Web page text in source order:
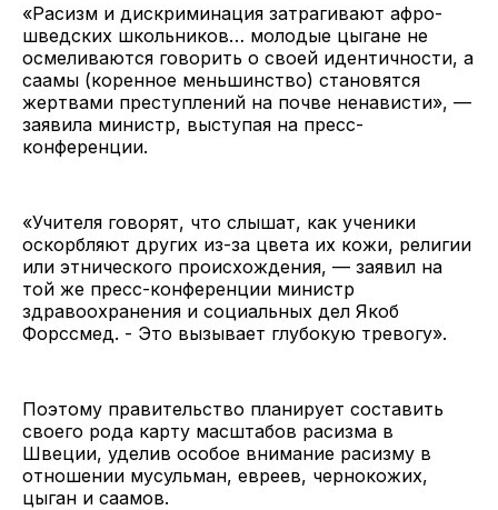
«Расизм и дискриминация затрагивают афро-
шведских школьников… молодые цыгане не
осмеливаются говорить о своей идентичности, а
саамы (коренное меньшинство) становятся
жертвами преступлений на почве ненависти», —
заявила министр, выступая на пресс-
конференции.
«Учителя говорят, что слышат, как ученики
оскорбляют других из-за цвета их кожи, религии
или этнического происхождения, — заявил на
той же пресс-конференции министр
здравоохранения и социальных дел Якоб
Форссмед. - Это вызывает глубокую тревогу».
Поэтому правительство планирует составить
своего рода карту масштабов расизма в
Швеции, уделив особое внимание расизму в
отношении мусульман, евреев, чернокожих,
цыган и саамов.